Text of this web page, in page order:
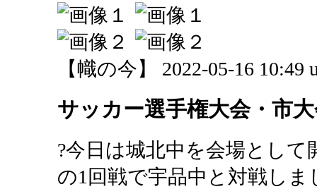
【幟の今】 2022-05-16 10:49
サッカー選手権大会・市
?今日は城北中を会場とし
の1回戦で宇品中と対戦し